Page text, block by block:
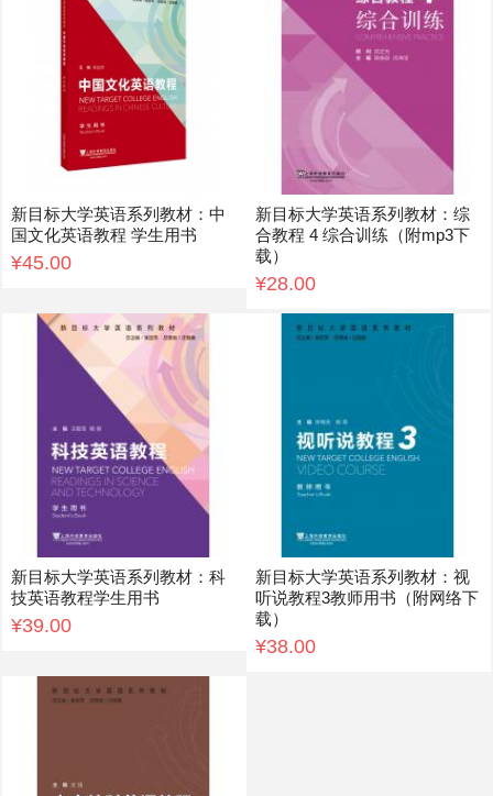
新目标大学英语系列教材：中
国文化英语教程 学生用书
¥45.00
新目标大学英语系列教材：综
合教程 4 综合训练（附mp3下
载）
¥28.00
新目标大学英语系列教材：科
技英语教程学生用书
¥39.00
新目标大学英语系列教材：视
听说教程3教师用书（附网络下
载）
¥38.00